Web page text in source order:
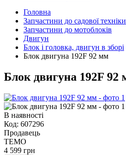
Головна
Запчастини до садової техніки
Запчастини до мотоблоків
Двигун
Блок і головка, двигун в зборі
Блок двигуна 192F 92 мм
Блок двигуна 192F 92
В наявності
Код: 607296
Продавець
TEMO
4 599 грн